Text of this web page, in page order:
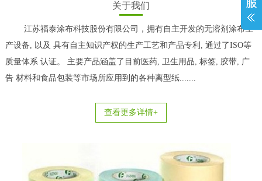
关于我们
江苏福泰涂布科技股份有限公司，拥有自主开发的无溶剂涂布生
产设备, 以及 具有自主知识产权的生产工艺和产品专利, 通过了ISO等
质量体系 认证。 主要产品涵盖了目前医药, 卫生用品, 标签, 胶带, 广
告 材料和食品包装等市场所应用到的各种离型纸.......
查看更多详情+